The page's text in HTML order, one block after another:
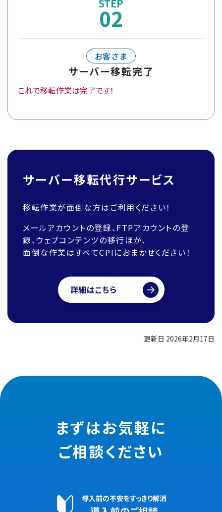
02
お客さま
サーバー移転完了
これで移転作業は完了です！
サーバー移転代行サービス
移転作業が面倒な方はご利用ください！
メールアカウントの登録、FTPアカウントの登
録、ウェブコンテンツの移行ほか、
面倒な作業はすべてCPIにおまかせください！
詳細はこちら
更新日 2026年2月17日
まずはお気軽に
ご相談ください
導入前の不安をすっきり解消